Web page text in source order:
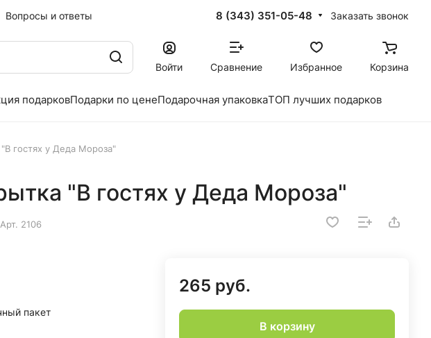
Вопросы и ответы 8 (343) 351-05-48 Заказать звонок
Войти Сравнение Избранное Корзина
подарковПодарки по ценеПодарочная упаковкаТОП лучших подарков
гостях у Деда Мороза"
"В гостях у Деда Мороза"
Арт. 2106
пакет
265 руб.
В корзину